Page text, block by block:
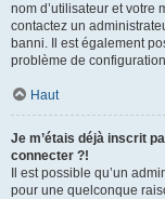
nom d’utilisateur et votre
contactez un
banni. Il est également
problème de
Haut
Je m’étais déjà inscrit
connecter ?!
Il est possible qu’un
pour une quelconque